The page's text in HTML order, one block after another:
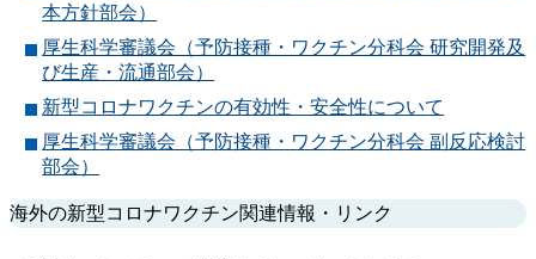
本方針部会）
厚生科学審議会（予防接種・ワクチン分科会 研究開発及
び生産・流通部会）
新型コロナワクチンの有効性・安全性について
厚生科学審議会（予防接種・ワクチン分科会 副反応検討
部会）
海外の新型コロナワクチン関連情報・リンク